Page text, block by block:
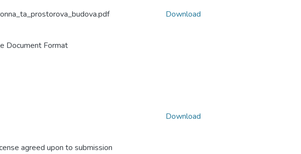
Document Format
Download
agreed upon to submission
Download